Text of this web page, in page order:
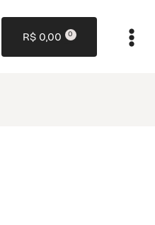
R$0,00 0